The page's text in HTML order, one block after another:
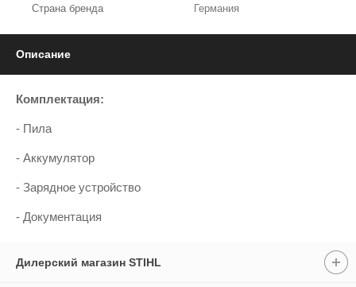
Страна бренда
Германия
Описание
Комплектация:
- Пила
- Аккумулятор
- Зарядное устройство
- Документация
Дилерский магазин STIHL